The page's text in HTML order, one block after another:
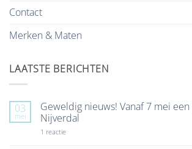
Contact
Merken & Maten
LAATSTE BERICHTEN
03
mei
Geweldig nieuws! Vanaf 7 mei
Nijverdal
1 reactieop